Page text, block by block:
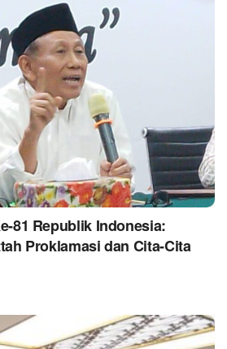
81 Republik Indonesia:
Proklamasi dan Cita-Cita